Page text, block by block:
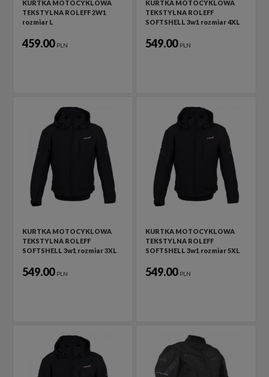
KURTKA MOTOCYKLOWA
TEKSTYLNA ROLEFF 2W1
rozmiar L
459.00 PLN
KURTKA MOTOCYKLOWA
TEKSTYLNA ROLEFF
SOFTSHELL 3w1 rozmiar 4XL
549.00 PLN
KURTKA MOTOCYKLOWA
TEKSTYLNA ROLEFF
SOFTSHELL 3w1 rozmiar 3XL
549.00 PLN
KURTKA MOTOCYKLOWA
TEKSTYLNA ROLEFF
SOFTSHELL 3w1 rozmiar 5XL
549.00 PLN